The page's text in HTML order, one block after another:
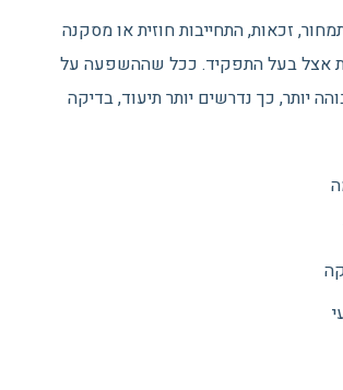
זכאות, התחייבות חוזית או מסקנה
אצל בעל התפקיד. ככל שההשפעה על
יותר, כך נדרשים יותר תיעוד, בדיקה